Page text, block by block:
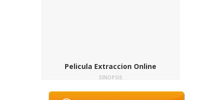
Pelicula Extraccion Online
SINOPSIS
terminar preso. Esta antigua república